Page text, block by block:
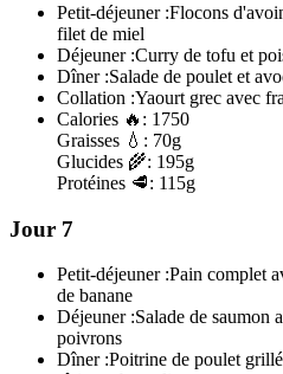
Petit-déjeuner :Flocons
filet de miel
Déjeuner :Curry de tofu et
Dîner :Salade de poulet et
Collation :Yaourt grec avec
Calories 🔥: 1750
Graisses 💧: 70g
Glucides 🌾: 195g
Protéines 🥩: 115g
Jour 7
Petit-déjeuner :Pain complet
de banane
Déjeuner :Salade de saumon
poivrons
Dîner :Poitrine de poulet